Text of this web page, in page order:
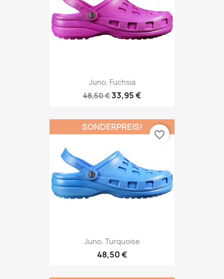
Juno, Fuchsia
48,50 €33,95 €
Juno, Turquoise
48,50 €
SONDERPREIS!
favorite_border